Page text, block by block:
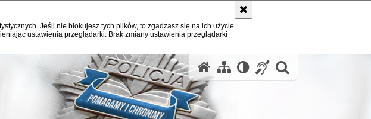
Jeśli nie blokujesz tych plików, to zgadzasz się na ich użycie
ustawienia przeglądarki. Brak zmiany ustawienia przeglądarki